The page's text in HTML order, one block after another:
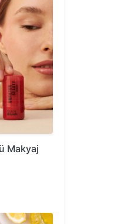
Makyaj